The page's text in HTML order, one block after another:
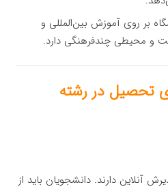
بر روی آموزش بین‌المللی و
و محیطی چندفرهنگی دارد.
تحصیل در رشته
آنلاین دارند. دانشجویان باید از